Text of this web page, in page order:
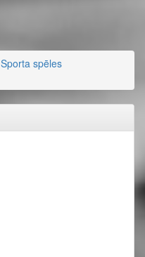
Sporta spēles